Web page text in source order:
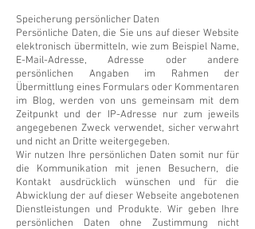
Speicherung persönlicher Daten
Persönliche Daten, die Sie uns auf dieser Website
elektronisch übermitteln, wie zum Beispiel Name,
E-Mail-Adresse, Adresse oder andere
persönlichen Angaben im Rahmen der
Übermittlung eines Formulars oder Kommentaren
im Blog, werden von uns gemeinsam mit dem
Zeitpunkt und der IP-Adresse nur zum jeweils
angegebenen Zweck verwendet, sicher verwahrt
und nicht an Dritte weitergegeben.
Wir nutzen Ihre persönlichen Daten somit nur für
die Kommunikation mit jenen Besuchern, die
Kontakt ausdrücklich wünschen und für die
Abwicklung der auf dieser Webseite angebotenen
Dienstleistungen und Produkte. Wir geben Ihre
persönlichen Daten ohne Zustimmung nicht